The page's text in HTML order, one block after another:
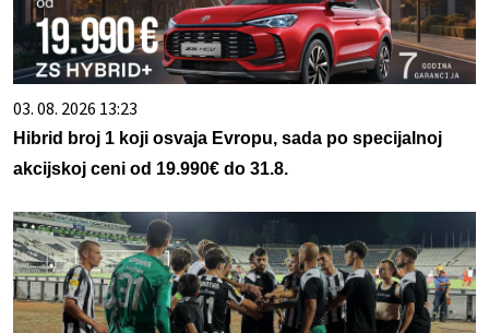
03. 08. 2026 13:23
Hibrid broj 1 koji osvaja Evropu, sada po specijalnoj
akcijskoj ceni od 19.990€ do 31.8.